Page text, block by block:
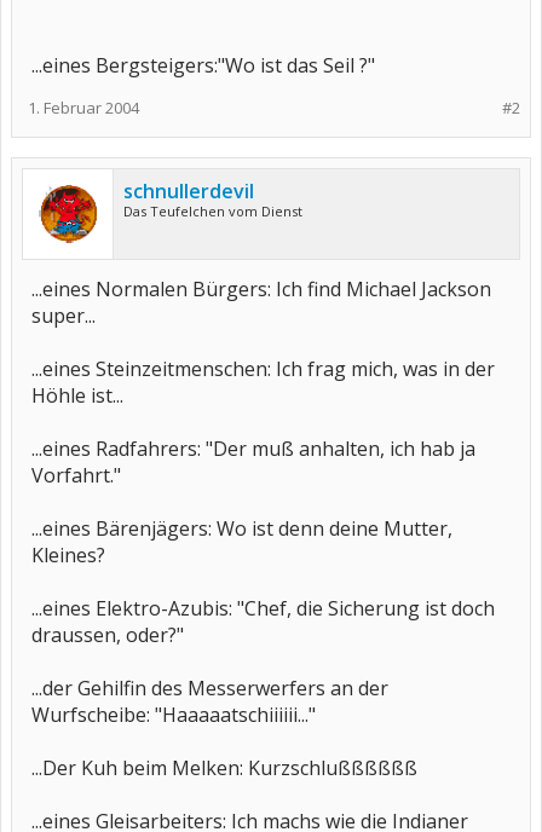
...eines Bergsteigers:"Wo ist das Seil ?"
#2
1. Februar 2004
schnullerdevil
Das Teufelchen vom Dienst
...eines Normalen Bürgers: Ich find Michael Jackson
super...
...eines Steinzeitmenschen: Ich frag mich, was in der
Höhle ist...
...eines Radfahrers: "Der muß anhalten, ich hab ja
Vorfahrt."
...eines Bärenjägers: Wo ist denn deine Mutter,
Kleines?
...eines Elektro-Azubis: "Chef, die Sicherung ist doch
draussen, oder?"
...der Gehilfin des Messerwerfers an der
Wurfscheibe: "Haaaaatschiiiiii..."
...Der Kuh beim Melken: Kurzschlußßßßßß
...eines Gleisarbeiters: Ich machs wie die Indianer